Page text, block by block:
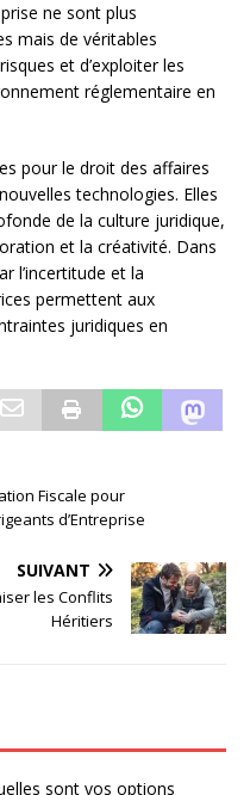
ne sont plus
mais de véritables
et d’exploiter les
réglementaire en
pour le droit des affaires
technologies. Elles
de la culture juridique,
et la créativité. Dans
l’incertitude et la
permettent aux
juridiques en
Fiscale pour
d’Entreprise
SUIVANT
les Conflits
Héritiers
sont vos options